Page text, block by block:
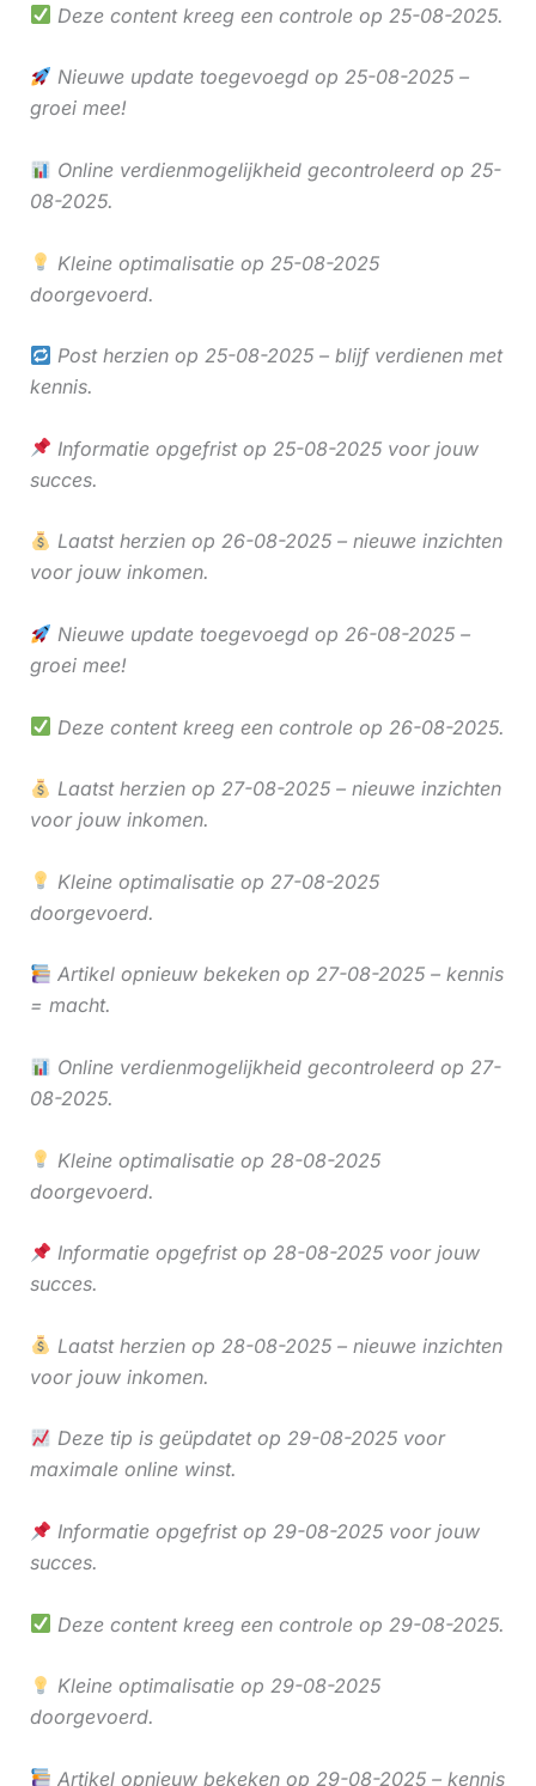
Deze content kreeg een controle op 25-08-2025.
Nieuwe update toegevoegd op 25-08-2025 –
groei mee!
Online verdienmogelijkheid gecontroleerd op 25-
08-2025.
Kleine optimalisatie op 25-08-2025
doorgevoerd.
Post herzien op 25-08-2025 – blijf verdienen met
kennis.
Informatie opgefrist op 25-08-2025 voor jouw
succes.
Laatst herzien op 26-08-2025 – nieuwe inzichten
voor jouw inkomen.
Nieuwe update toegevoegd op 26-08-2025 –
groei mee!
Deze content kreeg een controle op 26-08-2025.
Laatst herzien op 27-08-2025 – nieuwe inzichten
voor jouw inkomen.
Kleine optimalisatie op 27-08-2025
doorgevoerd.
Artikel opnieuw bekeken op 27-08-2025 – kennis
= macht.
Online verdienmogelijkheid gecontroleerd op 27-
08-2025.
Kleine optimalisatie op 28-08-2025
doorgevoerd.
Informatie opgefrist op 28-08-2025 voor jouw
succes.
Laatst herzien op 28-08-2025 – nieuwe inzichten
voor jouw inkomen.
Deze tip is geüpdatet op 29-08-2025 voor
maximale online winst.
Informatie opgefrist op 29-08-2025 voor jouw
succes.
Deze content kreeg een controle op 29-08-2025.
Kleine optimalisatie op 29-08-2025
doorgevoerd.
Artikel opnieuw bekeken op 29-08-2025 – kennis